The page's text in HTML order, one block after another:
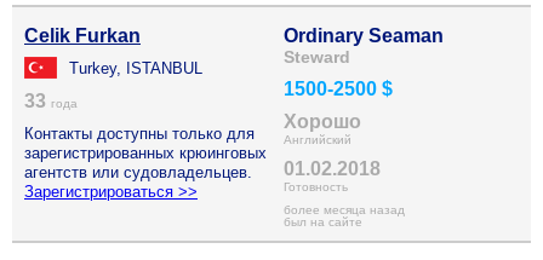
Celik Furkan
Turkey, ISTANBUL
33 года
Контакты доступны только для
зарегистрированных крюинговых
агентств или судовладельцев.
Зарегистрироваться >>
Ordinary Seaman
Steward
1500-2500 $
Хорошо
Английский
01.02.2018
Готовность
более месяца назад
был на сайте